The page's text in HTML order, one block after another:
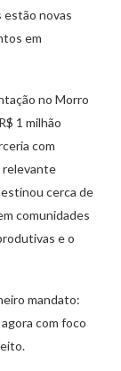
novas
em
no Morro
1 milhão
com
relevante
cerca de
comunidades
e o
mandato:
com foco